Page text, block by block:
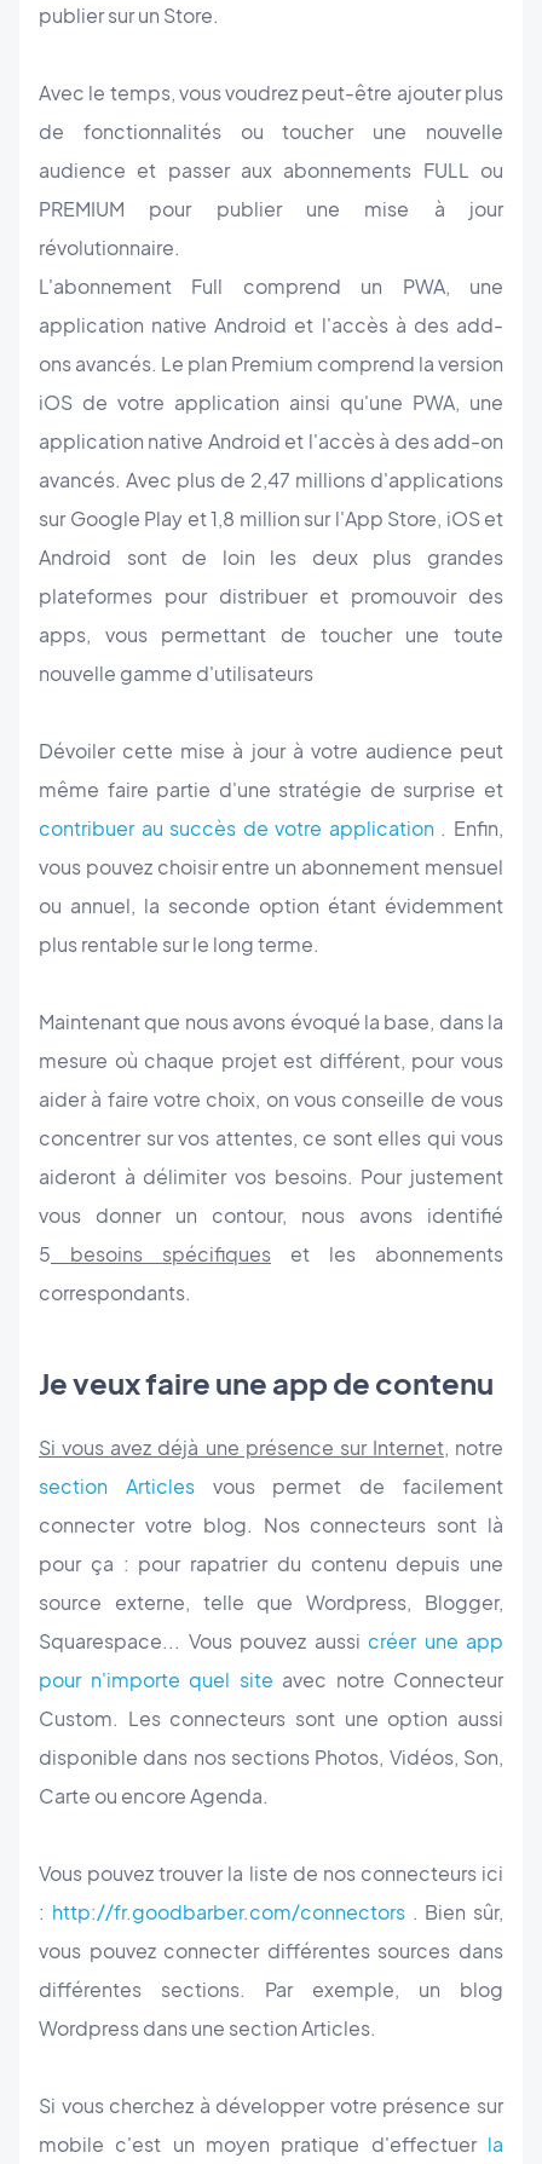
publier sur un Store.
Avec le temps, vous voudrez peut-être ajouter plus
de fonctionnalités ou toucher une nouvelle
audience et passer aux abonnements FULL ou
PREMIUM pour publier une mise à jour
révolutionnaire.
L'abonnement Full comprend un PWA, une
application native Android et l'accès à des add-
ons avancés. Le plan Premium comprend la version
iOS de votre application ainsi qu'une PWA, une
application native Android et l'accès à des add-on
avancés. Avec plus de 2,47 millions d'applications
sur Google Play et 1,8 million sur l'App Store, iOS et
Android sont de loin les deux plus grandes
plateformes pour distribuer et promouvoir des
apps, vous permettant de toucher une toute
nouvelle gamme d'utilisateurs
Dévoiler cette mise à jour à votre audience peut
même faire partie d'une stratégie de surprise et
contribuer au succès de votre application. Enfin,
vous pouvez choisir entre un abonnement mensuel
ou annuel, la seconde option étant évidemment
plus rentable sur le long terme.
Maintenant que nous avons évoqué la base, dans la
mesure où chaque projet est différent, pour vous
aider à faire votre choix, on vous conseille de vous
concentrer sur vos attentes, ce sont elles qui vous
aideront à délimiter vos besoins. Pour justement
vous donner un contour, nous avons identifié
5 besoins spécifiques et les abonnements
correspondants.
Je veux faire une app de contenu
Si vous avez déjà une présence sur Internet, notre
section Articlesvous permet de facilement
connecter votre blog. Nos connecteurs sont là
pour ça : pour rapatrier du contenu depuis une
source externe, telle que Wordpress, Blogger,
Squarespace... Vous pouvez aussi créer une app
pour n'importe quel site avec notre Connecteur
Custom. Les connecteurs sont une option aussi
disponible dans nos sections Photos, Vidéos, Son,
Carte ou encore Agenda.
Vous pouvez trouver la liste de nos connecteurs ici
: http://fr.goodbarber.com/connectors. Bien sûr,
vous pouvez connecter différentes sources dans
différentes sections. Par exemple, un blog
Wordpress dans une section Articles.
Si vous cherchez à développer votre présence sur
mobile c'est un moyen pratique d'effectuer la